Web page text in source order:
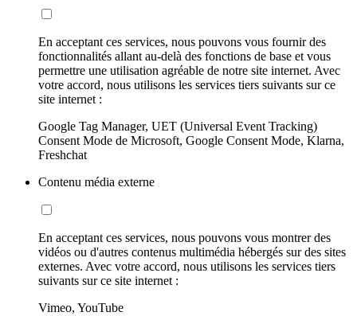
En acceptant ces services, nous pouvons vous fournir des
fonctionnalités allant au-delà des fonctions de base et vous
permettre une utilisation agréable de notre site internet. Avec
votre accord, nous utilisons les services tiers suivants sur ce
site internet :
Google Tag Manager, UET (Universal Event Tracking)
Consent Mode de Microsoft, Google Consent Mode, Klarna,
Freshchat
Contenu média externe
En acceptant ces services, nous pouvons vous montrer des
vidéos ou d'autres contenus multimédia hébergés sur des sites
externes. Avec votre accord, nous utilisons les services tiers
suivants sur ce site internet :
Vimeo, YouTube